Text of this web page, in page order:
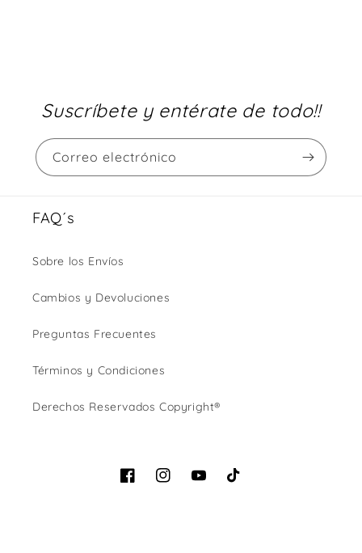
Suscríbete y entérate de todo!!
Correo electrónico
FAQ´s
Sobre los Envíos
Cambios y Devoluciones
Preguntas Frecuentes
Términos y Condiciones
Derechos Reservados Copyright®
FacebookInstagramYouTubeTikTok